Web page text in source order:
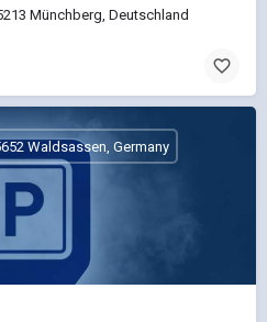
Münchberg, Deutschland
Waldsassen, Germany